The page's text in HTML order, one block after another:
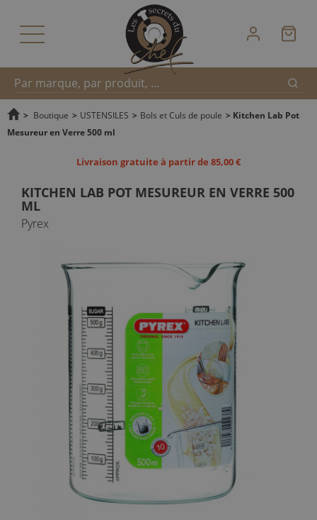
Recherche
> Boutique > USTENSILES > Bols et Culs de poule > Kitchen Lab Pot
Mesureur en Verre 500 ml
Livraison gratuite à partir de 85,00 €
KITCHEN LAB POT MESUREUR EN VERRE 500
ML
Pyrex